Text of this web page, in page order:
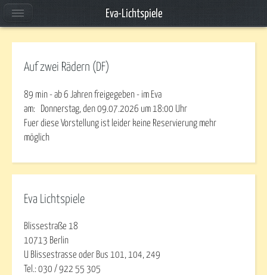
Eva Lichtspiele
Blissestraße 18
10713 Berlin
U Blissestrasse oder Bus 101, 104, 249
Tel.: 030 / 922 55 305
Auf zwei Rädern (DF)
89 min - ab 6 Jahren freigegeben - im Eva
am:
Donnerstag, den 09.07.2026 um 18:00 Uhr
Fuer diese Vorstellung ist leider keine Reservierung mehr
möglich
Eva-Lichtspiele